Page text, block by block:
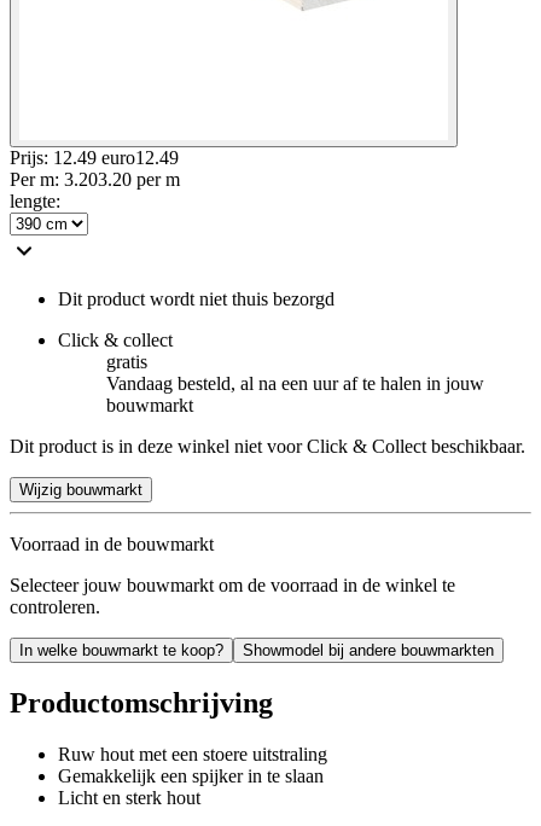
Prijs: 12.49 euro12.49
Per m: 3.203.20 per m
lengte:
Dit product wordt niet thuis bezorgd
Click & collect
gratis
Vandaag besteld, al na een uur af te halen in jouw
bouwmarkt
Dit product is in deze winkel niet voor Click & Collect beschikbaar.
Wijzig bouwmarkt
Voorraad in de bouwmarkt
Selecteer jouw bouwmarkt om de voorraad in de winkel te
controleren.
In welke bouwmarkt te koop? Showmodel bij andere bouwmarkten
Productomschrijving
Ruw hout met een stoere uitstraling
Gemakkelijk een spijker in te slaan
Licht en sterk hout